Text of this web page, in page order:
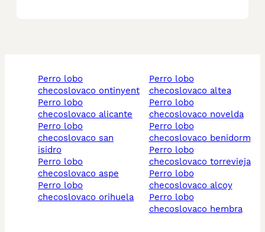
perro lobo
checoslovaco ontinyent
perro lobo
checoslovaco alicante
perro lobo
checoslovaco san
isidro
perro lobo
checoslovaco aspe
perro lobo
checoslovaco orihuela
perro lobo
checoslovaco altea
perro lobo
checoslovaco novelda
perro lobo
checoslovaco benidorm
perro lobo
checoslovaco torrevieja
perro lobo
checoslovaco alcoy
perro lobo
checoslovaco hembra